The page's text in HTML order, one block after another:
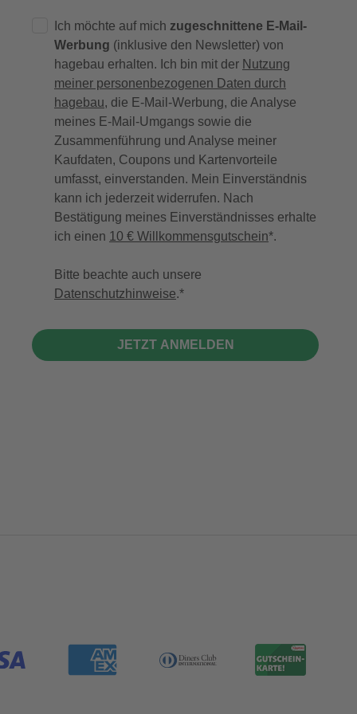
Ich möchte auf mich zugeschnittene E-Mail-
Werbung (inklusive den Newsletter) von
hagebau erhalten. Ich bin mit der Nutzung
meiner personenbezogenen Daten durch
hagebau, die E-Mail-Werbung, die Analyse
meines E-Mail-Umgangs sowie die
Zusammenführung und Analyse meiner
Kaufdaten, Coupons und Kartenvorteile
umfasst, einverstanden. Mein Einverständnis
kann ich jederzeit widerrufen. Nach
Bestätigung meines Einverständnisses erhalte
ich einen 10 € Willkommensgutschein*.
Bitte beachte auch unsere
Datenschutzhinweise.
JETZT ANMELDEN